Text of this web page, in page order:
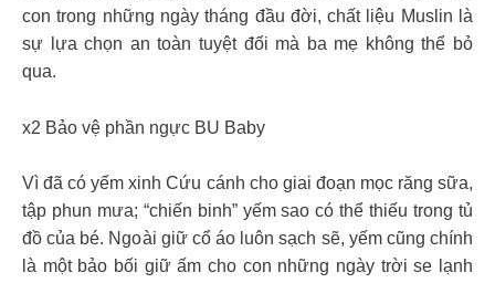
con trong những ngày tháng đầu đời, chất liệu Muslin là
sự lựa chọn an toàn tuyệt đối mà ba mẹ không thể bỏ
qua.
x2 Bảo vệ phần ngực BU Baby
Vì đã có yếm xinh Cứu cánh cho giai đoạn mọc răng sữa,
tập phun mưa; “chiến binh” yếm sao có thể thiếu trong tủ
đồ của bé. Ngoài giữ cổ áo luôn sạch sẽ, yếm cũng chính
là một bảo bối giữ ấm cho con những ngày trời se lạnh